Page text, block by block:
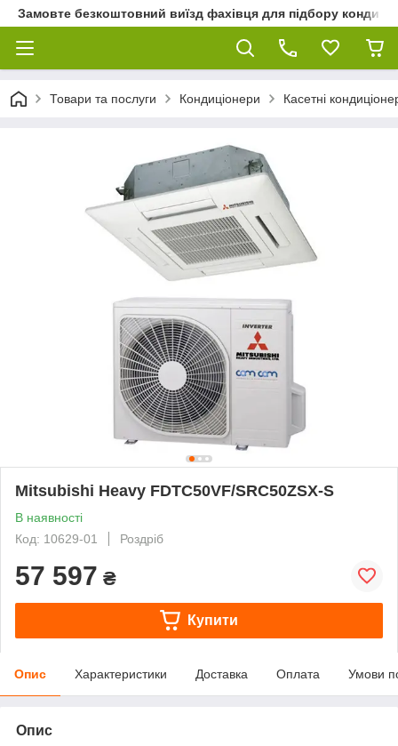
Замовте безкоштовний виїзд фахівця для підбору
Товари та послуги Кондиціонери Касетні
Mitsubishi Heavy FDTC50VF/SRC50ZSX-S
В наявності
Код: 10629-01
Роздріб
57 597 ₴
Купити
Опис Характеристики Доставка Оплата Умови
Опис